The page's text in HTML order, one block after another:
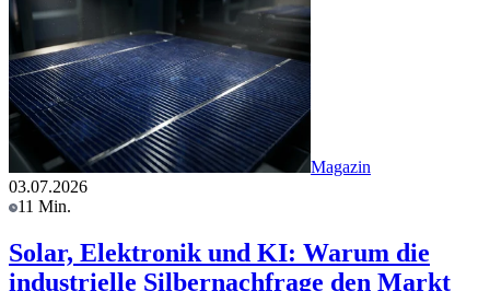
Magazin
03.07.2026
11 Min.
Solar, Elektronik und KI: Warum die
industrielle Silbernachfrage den Markt